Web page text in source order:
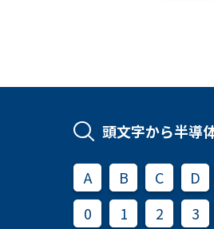
頭文字から半導
A B C D
0
1 2 3